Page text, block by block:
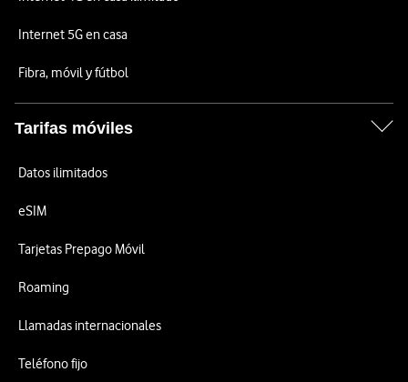
Internet 5G en casa
Fibra, móvil y fútbol
Tarifas móviles
Datos ilimitados
eSIM
Tarjetas Prepago Móvil
Roaming
Llamadas internacionales
Teléfono fijo